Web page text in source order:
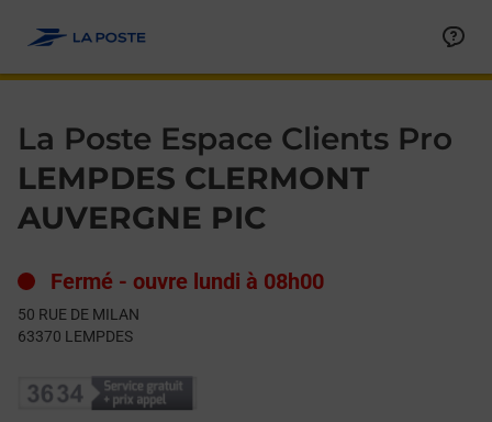
La Poste Espace Clients Pro
LEMPDES CLERMONT
AUVERGNE PIC
Fermé - ouvre lundi à 08h00
50 RUE DE MILAN
63370 LEMPDES